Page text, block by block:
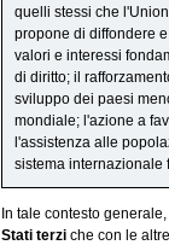
quelli stessi che
propone di diffondere
valori e interessi
di diritto; il
sviluppo dei paesi
mondiale; l'azione a
l'assistenza alle
sistema internazionale
In tale contesto
Stati terzi che con le altre